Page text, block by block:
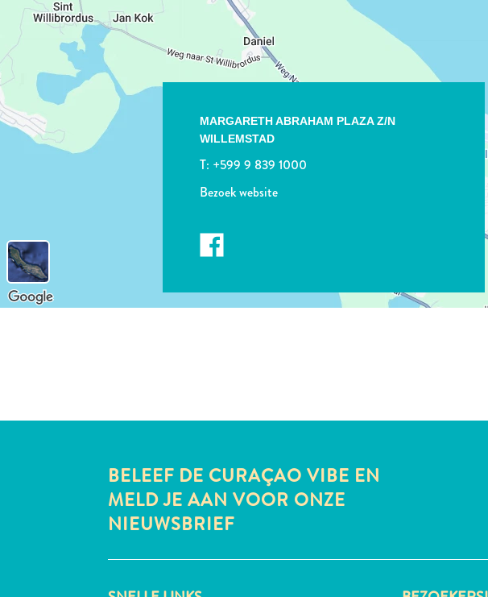
LINK
MARGARETH ABRAHAM PLAZA Z/N
WILLEMSTAD
T: +599 9 839 1000
Bezoek website
BELEEF DE CURAÇAO VIBE EN
MELD JE AAN VOOR ONZE
NIEUWSBRIEF